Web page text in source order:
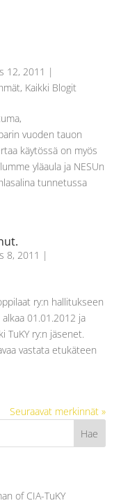
12, 2011 |
, Kaikki Blogit
vuoden tauon
käytössä on myös
yläaula ja NESUn
tunnetussa
8, 2011 |
ry:n hallitukseen
01.01.2012 ja
TuKY ry:n jäsenet.
vastata etukäteen
Seuraavat merkinnät »
of CIA-TuKY